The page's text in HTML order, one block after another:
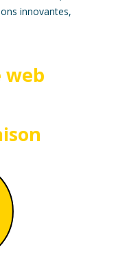
innovantes,
web